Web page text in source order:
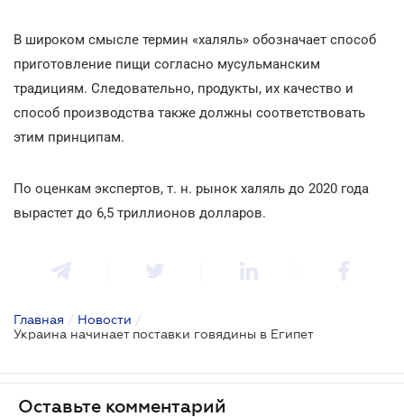
В широком смысле термин «халяль» обозначает способ
приготовление пищи согласно мусульманским
традициям. Следовательно, продукты, их качество и
способ производства также должны соответствовать
этим принципам.
По оценкам экспертов, т. н. рынок халяль до 2020 года
вырастет до 6,5 триллионов долларов.
Главная / Новости /
Украина начинает поставки говядины в Египет
Оставьте комментарий